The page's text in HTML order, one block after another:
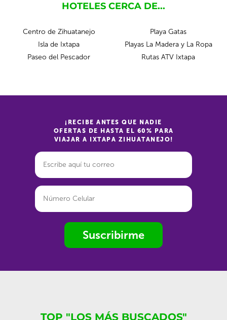
HOTELES CERCA DE...
Centro de Zihuatanejo
Isla de Ixtapa
Paseo del Pescador
Playa Gatas
Playas La Madera y La Ropa
Rutas ATV Ixtapa
¡RECIBE ANTES QUE NADIE
OFERTAS DE HASTA EL 60% PARA
VIAJAR A IXTAPA ZIHUATANEJO!
Suscribirme
TOP "LOS MÁS BUSCADOS"